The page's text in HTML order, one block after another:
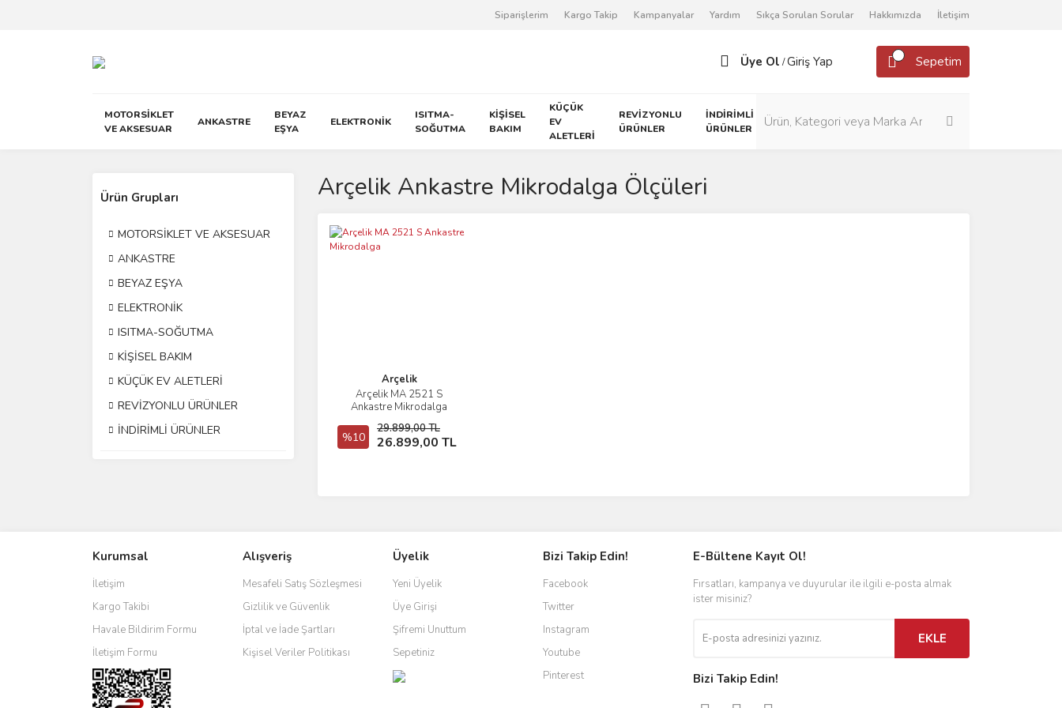
Siparişlerim Kargo Takip Kampanyalar Yardım Sıkça Sorulan Sorular Hakkımızda İletişim
Üye Ol /Giriş Yap Sepetim
MOTORSİKLET
VE AKSESUAR
ANKASTRE
BEYAZ
EŞYA
ELEKTRONİK
ISITMA-
SOĞUTMA
KİŞİSEL
BAKIM
KÜÇÜK
EV
ALETLERİ
REVİZYONLU
ÜRÜNLER
İNDİRİMLİ
ÜRÜNLER
Ürün Grupları
MOTORSİKLET VE AKSESUAR
ANKASTRE
BEYAZ EŞYA
ELEKTRONİK
ISITMA-SOĞUTMA
KİŞİSEL BAKIM
KÜÇÜK EV ALETLERİ
REVİZYONLU ÜRÜNLER
İNDİRİMLİ ÜRÜNLER
Arçelik Ankastre Mikrodalga Ölçüleri
Arçelik
Arçelik MA 2521 S
Ankastre Mikrodalga
%10
29.899,00 TL
26.899,00 TL
İncele
Sepete Ekle
Kurumsal
İletişim
Kargo Takibi
Havale Bildirim Formu
İletişim Formu
Alışveriş
Mesafeli Satış Sözleşmesi
Gizlilik ve Güvenlik
İptal ve İade Şartları
Kişisel Veriler Politikası
Üyelik
Yeni Üyelik
Üye Girişi
Şifremi Unuttum
Sepetiniz
Bizi Takip Edin!
Facebook
Twitter
Instagram
Youtube
Pinterest
E-Bültene Kayıt Ol!
Fırsatları, kampanya ve duyurular ile ilgili e-posta almak
ister misiniz?
EKLE
Bizi Takip Edin!